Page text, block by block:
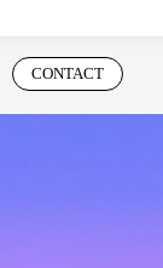
CONTACT